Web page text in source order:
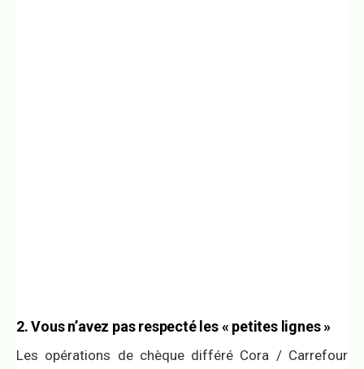
2. Vous n’avez pas respecté les « petites lignes »
Les opérations de chèque différé Cora / Carrefour